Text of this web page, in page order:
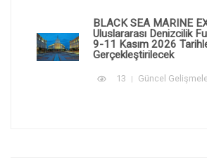
BLACK SEA MARINE
Uluslararası Denizcilik
9-11 Kasım 2026
Gerçekleştirilecek
13 Güncel